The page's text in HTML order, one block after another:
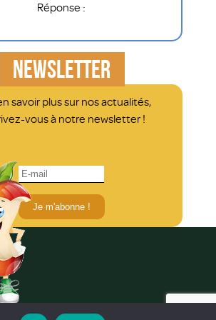
Réponse :
NEWSLETTER
savoir plus sur nos actualités,
vous à notre newsletter !
Je m'abonne !